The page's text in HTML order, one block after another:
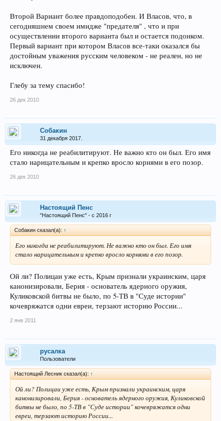
Второй Вариант более правдоподобен. И Власов, что, в
сегодняшнем своем имидже "предателя" , что и при
осуществлении второго варианта был и остается подонком.
Первый вариант при котором Власов все-таки оказался бы
достойным уважения русским человеком - не реален, но не
исключен.
Глебу за тему спасибо!
26 дек 2010
Собакин
31 декабря 2017.
Его никогда не реабилитируют. Не важно кто он был. Его имя
стало нарицательным и крепко вросло корнями в его позор.
26 дек 2010
Настоящий Пенс
"Настоящий Пенс" - с 2016 г
Собакин сказал(а): ↑
Его никогда не реабилитируют. Не важно кто он был. Его имя
стало нарицательным и крепко вросло корнями в его позор.
Ой ли? Полицаи уже есть, Крым признали украинским, царя
канонизировали, Берия - основатель ядерного оружия,
Куликовской битвы не было, по 5-ТВ в "Суде истории"
кочевряжатся одни евреи, терзают историю России...
2 янв 2011
русалка
Пользователи
Настоящий Лесник сказал(а): ↑
Ой ли? Полицаи уже есть, Крым признали украинским, царя
канонизировали, Берия - основатель ядерного оружия, Куликовской
битвы не было, по 5-ТВ в "Суде истории" кочевряжатся одни
евреи, терзают историю России...